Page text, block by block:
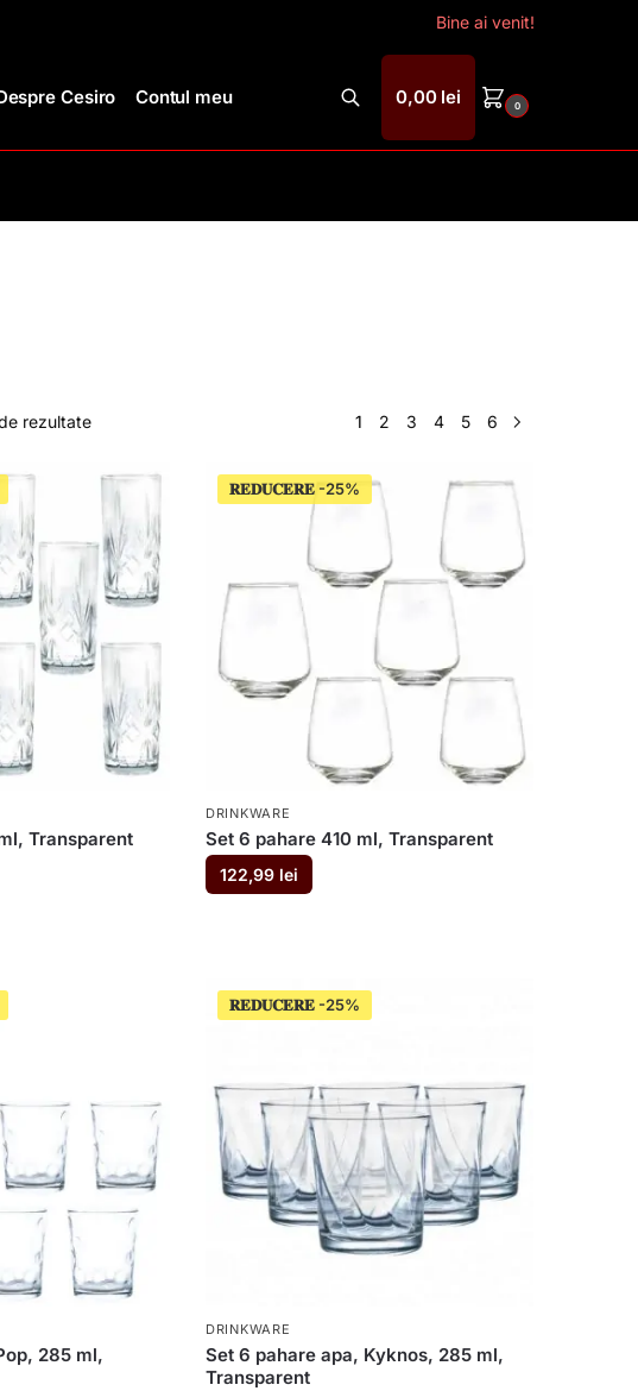
Bine ai venit!
Cesiro Contul meu 0,00 lei 0
rezultate 1 2 3 4 5 6
Transparent
𝐑𝐄𝐃𝐔𝐂𝐄𝐑𝐄
DRINKWARE
Set 6 pahare 410 ml, Transparent
122,99 lei
285 ml,
𝐑𝐄𝐃𝐔𝐂𝐄𝐑𝐄
DRINKWARE
Set 6 pahare apa, Kyknos, 285 ml,
Transparent